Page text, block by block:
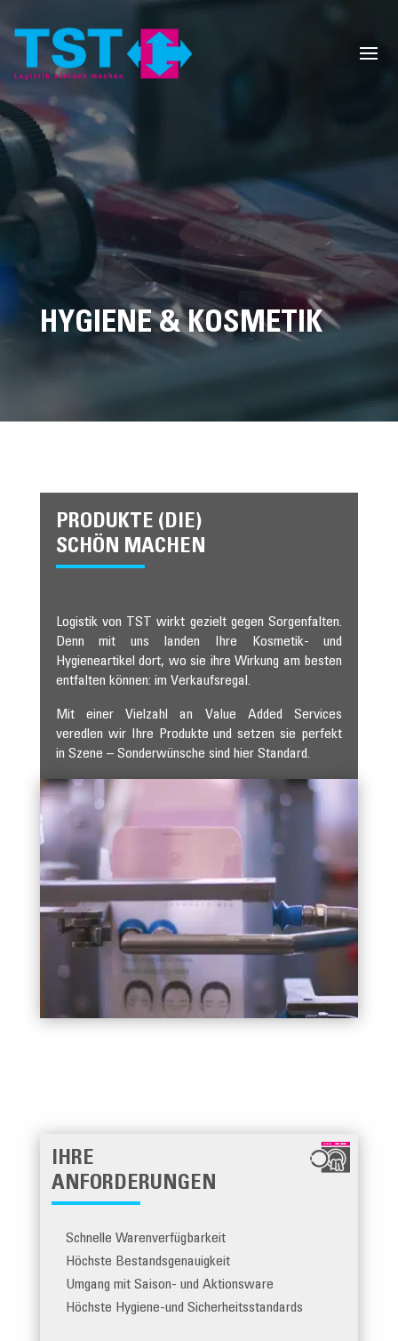
HYGIENE & KOSMETIK
PRODUKTE (DIE)
SCHÖN MACHEN
Logistik von TST wirkt gezielt gegen Sorgenfalten.
Denn mit uns landen Ihre Kosmetik- und
Hygieneartikel dort, wo sie ihre Wirkung am besten
entfalten können: im Verkaufsregal.
Mit einer Vielzahl an Value Added Services
veredlen wir Ihre Produkte und setzen sie perfekt
in Szene – Sonderwünsche sind hier Standard.
IHRE
ANFORDERUNGEN
Schnelle Warenverfügbarkeit
Höchste Bestandsgenauigkeit
Umgang mit Saison- und Aktionsware
Höchste Hygiene-und Sicherheitsstandards